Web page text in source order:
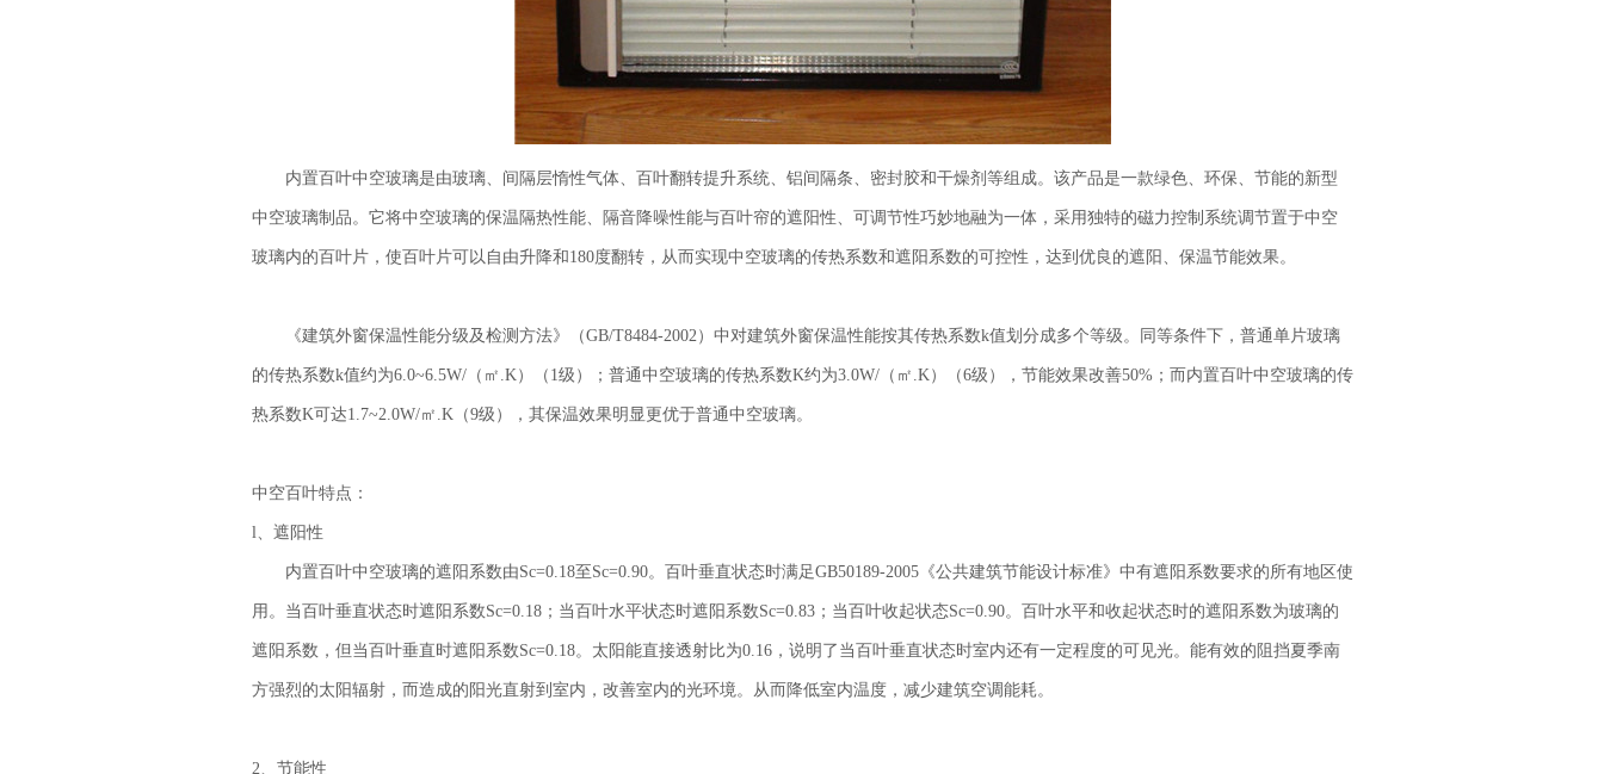
内置百叶中空玻璃是由玻璃、间隔层惰性气体、百叶翻转提升系统、铝间隔条、密封胶和干燥剂等组成。该产品是一款绿色、环保、节能的新型
中空玻璃制品。它将中空玻璃的保温隔热性能、隔音降噪性能与百叶帘的遮阳性、可调节性巧妙地融为一体，采用独特的磁力控制系统调节置于中空
玻璃内的百叶片，使百叶片可以自由升降和180度翻转，从而实现中空玻璃的传热系数和遮阳系数的可控性，达到优良的遮阳、保温节能效果。
《建筑外窗保温性能分级及检测方法》（GB/T8484-2002）中对建筑外窗保温性能按其传热系数k值划分成多个等级。同等条件下，普通单片玻璃
的传热系数k值约为6.0~6.5W/（㎡.K）（1级）；普通中空玻璃的传热系数K约为3.0W/（㎡.K）（6级），节能效果改善50%；而内置百叶中空玻璃的传
热系数K可达1.7~2.0W/㎡.K（9级），其保温效果明显更优于普通中空玻璃。
中空百叶特点：
l、遮阳性
内置百叶中空玻璃的遮阳系数由Sc=0.18至Sc=0.90。百叶垂直状态时满足GB50189-2005《公共建筑节能设计标准》中有遮阳系数要求的所有地区使
用。当百叶垂直状态时遮阳系数Sc=0.18；当百叶水平状态时遮阳系数Sc=0.83；当百叶收起状态Sc=0.90。百叶水平和收起状态时的遮阳系数为玻璃的
遮阳系数，但当百叶垂直时遮阳系数Sc=0.18。太阳能直接透射比为0.16，说明了当百叶垂直状态时室内还有一定程度的可见光。能有效的阻挡夏季南
方强烈的太阳辐射，而造成的阳光直射到室内，改善室内的光环境。从而降低室内温度，减少建筑空调能耗。
2、节能性